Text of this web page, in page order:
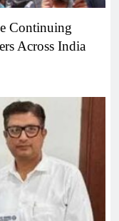
Continuing
Across India